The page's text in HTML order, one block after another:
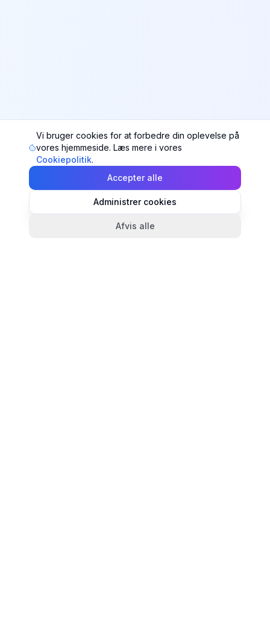
Vi bruger cookies for at forbedre din oplevelse på
vores hjemmeside. Læs mere i vores
Cookiepolitik.
Accepter alle
Administrer cookies
Afvis alle